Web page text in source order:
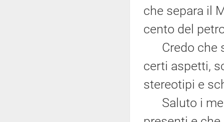
che separa il
cento del
Credo che
certi aspetti,
stereotipi e
Saluto i